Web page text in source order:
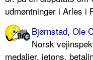
udmøntninger i Arles i
Bjørnstad, Ole
Norsk
medaljer, jetons,